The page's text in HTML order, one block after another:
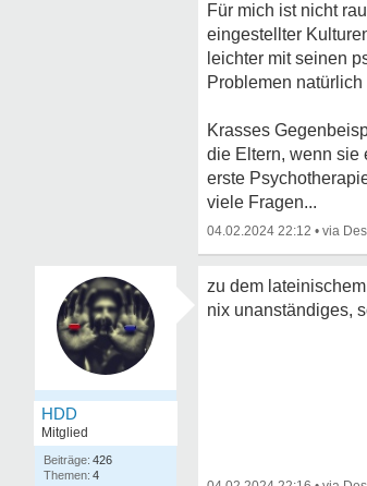
Für mich ist nicht
eingestellter
leichter mit seinen
Problemen
Krasses
die Eltern, wenn sie
erste
viele Fragen...
04.02.2024 22:12 •
HDD
Mitglied
426
4
zu dem
nix unanständiges,